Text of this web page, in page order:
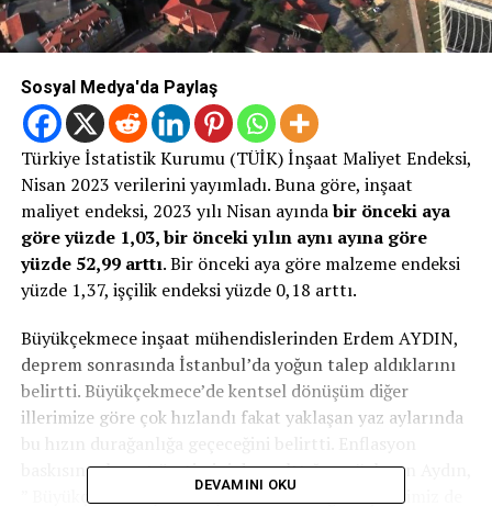
Sosyal Medya'da Paylaş
Türkiye İstatistik Kurumu (TÜİK) İnşaat Maliyet Endeksi,
Nisan 2023 verilerini yayımladı. Buna göre, inşaat
maliyet endeksi, 2023 yılı Nisan ayındabir önceki aya
göre yüzde 1,03, bir önceki yılın aynı ayına göre
yüzde 52,99 arttı. Bir önceki aya göre malzeme endeksi
yüzde 1,37, işçilik endeksi yüzde 0,18 arttı.
Büyükçekmece inşaat mühendislerinden Erdem AYDIN,
deprem sonrasında İstanbul’da yoğun talep aldıklarını
belirtti. Büyükçekmece’de kentsel dönüşüm diğer
illerimize göre çok hızlandı fakat yaklaşan yaz aylarında
bu hızın durağanlığa geçeceğini belirtti. Enflasyon
baskısının konut üretimini de azalttığını söyleyen Aydın,
” Büyükçekmece yenileniyor umarım diğer ilçelerimiz de
DEVAMINI OKU